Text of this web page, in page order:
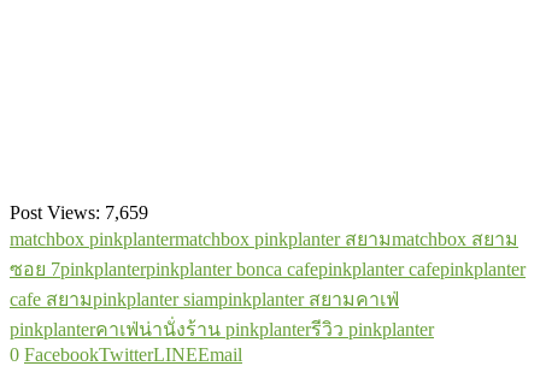
Post Views: 7,659
matchbox pinkplantermatchbox pinkplanter สยามmatchbox สยาม
ซอย 7pinkplanterpinkplanter bonca cafepinkplanter cafepinkplanter
cafe สยามpinkplanter siampinkplanter สยามคาเฟ่
pinkplanterคาเฟ่น่านั่งร้าน pinkplanterรีวิว pinkplanter
0 FacebookTwitterLINEEmail